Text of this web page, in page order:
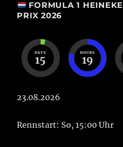
FORMULA 1
PRIX 2026
DAYS
15
HOURS
19
23.08.2026
Rennstart: So, 15:00 Uhr